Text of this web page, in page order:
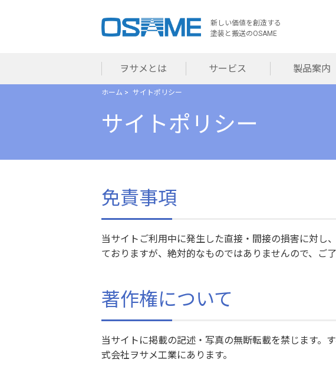
新しい価値を創造する
塗装と搬送のOSAME
ヲサメとは サービス 製品案内
ホーム サイトポリシー
サイトポリシー
免責事項
当サイトご利用中に発生した直接・間接の損害に対し
ておりますが、絶対的なものではありませんので、ご了
著作権について
当サイトに掲載の記述・写真の無断転載を禁じます。
式会社ヲサメ工業にあります。